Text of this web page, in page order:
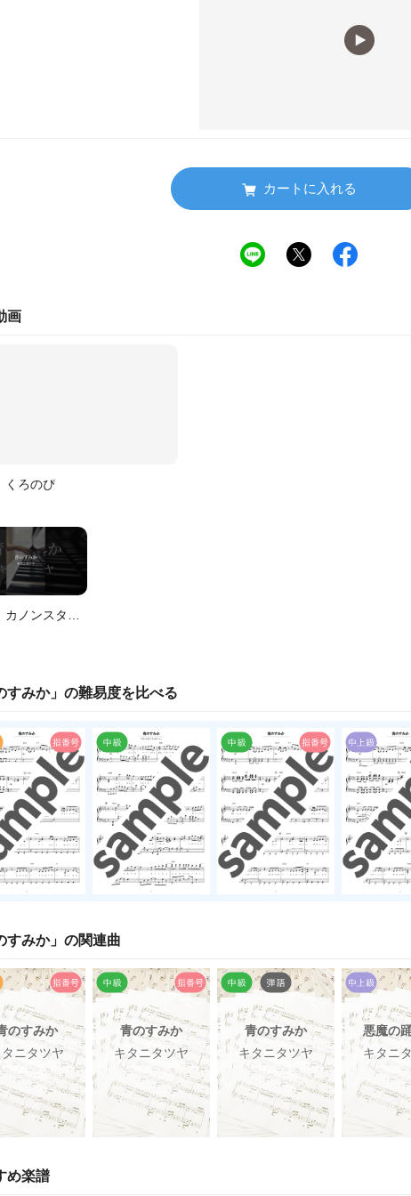
カートに入れる
画
くろのぴ
すみか」の難易度を比べる
すみか」の関連曲
のすみか
ニタツヤ
青のすみか
キタニタツヤ
青のすみか
キタニタツヤ
悪魔の
キタニ
め楽譜